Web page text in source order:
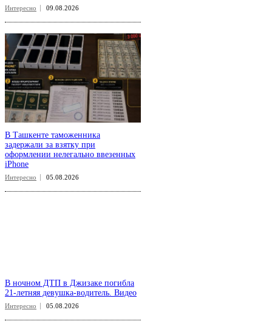
Интересно 09.08.2026
В Ташкенте таможенника
задержали за взятку при
оформлении нелегально ввезенных
iPhone
Интересно 05.08.2026
В ночном ДТП в Джизаке погибла
21-летняя девушка-водитель. Видео
Интересно 05.08.2026